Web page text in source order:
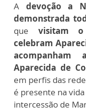
A devoção a
demonstrada
que visitam o
celebram
acompanham
Aparecida de
em perfis das
é presente na
intercessão de